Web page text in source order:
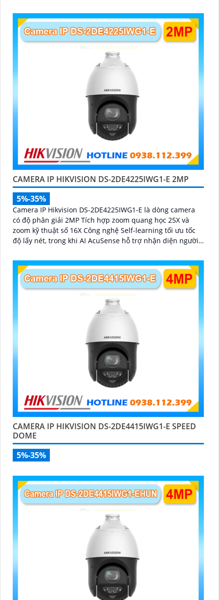
CAMERA IP HIKVISION DS-2DE4225IWG1-E 2MP
5%-35%
Camera IP Hikvision DS-2DE4225IWG1-E là dòng camera
có độ phân giải 2MP Tích hợp zoom quang học 25X và
zoom kỹ thuật số 16X Công nghệ Self-learning tối ưu tốc
độ lấy nét, trong khi AI AcuSense hỗ trợ nhận diện người
CAMERA IP HIKVISION DS-2DE4415IWG1-E SPEED
DOME
5%-35%